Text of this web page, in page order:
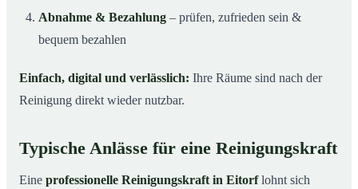
Abnahme & Bezahlung – prüfen, zufrieden sein &
bequem bezahlen
Einfach, digital und verlässlich: Ihre Räume sind nach der
Reinigung direkt wieder nutzbar.
Typische Anlässe für eine Reinigungskraft
Eine professionelle Reinigungskraft in Eitorflohnt sich